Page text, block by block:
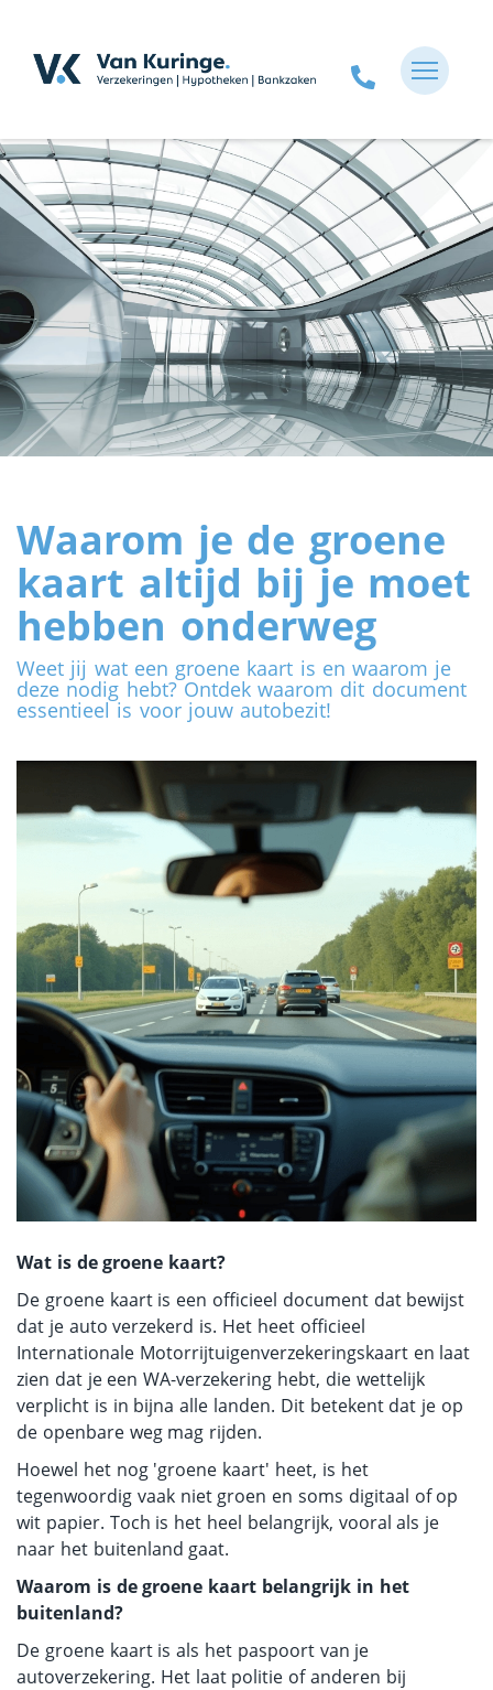
Waarom je de groene
kaart altijd bij je moet
hebben onderweg
Weet jij wat een groene kaart is en waarom je
deze nodig hebt? Ontdek waarom dit document
essentieel is voor jouw autobezit!
Wat is de groene kaart?
De groene kaart is een officieel document dat bewijst
dat je auto verzekerd is. Het heet officieel
Internationale Motorrijtuigenverzekeringskaart en laat
zien dat je een WA-verzekering hebt, die wettelijk
verplicht is in bijna alle landen. Dit betekent dat je op
de openbare weg mag rijden.
Hoewel het nog 'groene kaart' heet, is het
tegenwoordig vaak niet groen en soms digitaal of op
wit papier. Toch is het heel belangrijk, vooral als je
naar het buitenland gaat.
Waarom is de groene kaart belangrijk in het
buitenland?
De groene kaart is als het paspoort van je
autoverzekering. Het laat politie of anderen bij